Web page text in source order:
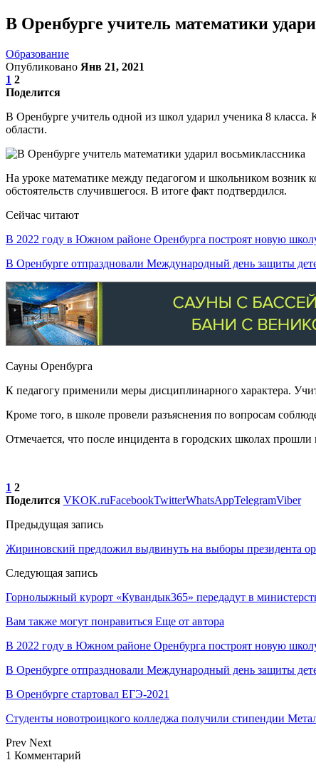
В Оренбурге учитель математики
Образование
Опубликовано Янв 21, 2021
1 2
Поделится
В Оренбурге учитель одной из школ ударил ученика 8
области.
На уроке математике между педагогом и школьником возник
обстоятельств случившегося. В итоге факт подтвердился.
Сейчас читают
В 2022 году в Южном районе Оренбурга построят новую
В Оренбурге отпраздновали Международный день защиты
Сауны Оренбурга
К педагогу применили меры дисциплинарного характера.
Кроме того, в школе провели разъяснения по вопросам
Отмечается, что после инцидента в городских школах
1 2
Поделится VKOK.ruFacebookTwitterWhatsAppTelegramViber
Предыдущая запись
Жириновский предложил выдвинуть на выборы президента
Следующая запись
Горнолыжный курорт «Кувандык365» передадут в
Вам также могут понравиться Еще от автора
В 2022 году в Южном районе Оренбурга построят новую
В Оренбурге отпраздновали Международный день защиты
В Оренбурге стартовал ЕГЭ-2021
Студенты новотроицкого колледжа получили стипендии
Prev Next
1 Комментарий